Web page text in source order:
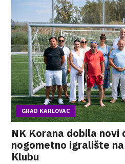
GRAD KARLOVAC
NK Korana dobila novi
nogometno igralište
Klubu